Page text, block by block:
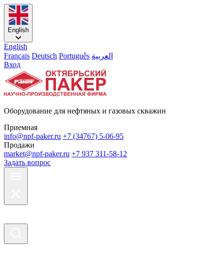
English
English
Français Deutsch Português العربية
Вход
Оборудование для нефтяных и газовых скважин
Приемная
info@npf-paker.ru +7 (34767) 5-06-95
Продажи
market@npf-paker.ru +7 937 311-58-12
Задать вопрос